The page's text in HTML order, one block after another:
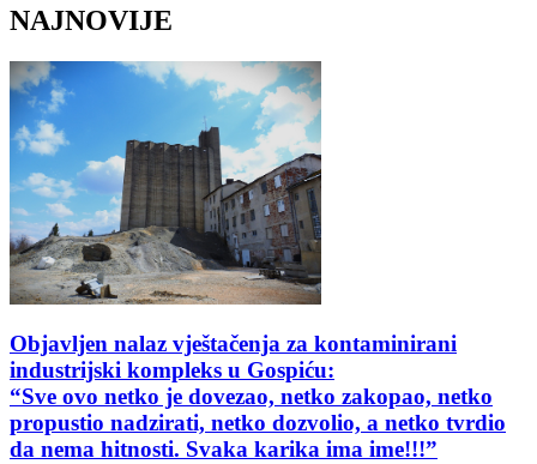
NAJNOVIJE
Objavljen nalaz vještačenja za kontaminirani
industrijski kompleks u Gospiću:
“Sve ovo netko je dovezao, netko zakopao, netko
propustio nadzirati, netko dozvolio, a netko tvrdio
da nema hitnosti. Svaka karika ima ime!!!”